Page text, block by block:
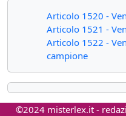
Articolo 1520 -
Articolo 1521 -
Articolo 1522 -
campione
©2024 misterlex.it -